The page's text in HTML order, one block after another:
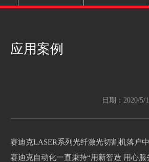
应用案例
日期：2020/
赛迪克LASER系列光纤激光切割机落户
赛迪克自动化一直秉持“用新智造 用心